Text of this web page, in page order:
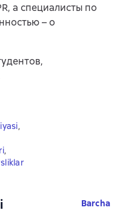
а специалисты по
– о
,
,
Barcha